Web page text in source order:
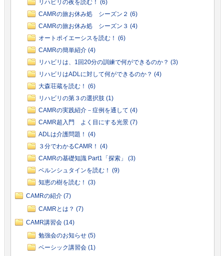
リハビリの夜を読む！ (6)
CAMRの旅お休み処 シーズン２ (6)
CAMRの旅お休み処 シーズン３ (4)
オートポイエーシスを読む！ (6)
CAMRの簡単紹介 (4)
リハビリは、1回20分の訓練で何ができるのか？ (3)
リハビリはADLに対して何ができるのか？ (4)
大森荘蔵を読む！ (6)
リハビリの第３の選択肢 (1)
CAMRの実践紹介－症例を通して (4)
CAMR超入門 よく目にする光景 (7)
ADLは介護問題！ (4)
３分でわかるCAMR！ (4)
CAMRの基礎知識 Part1「探索」 (3)
ベルンシュタインを読む！ (9)
知恵の樹を読む！ (3)
CAMRの紹介 (7)
CAMRとは？ (7)
CAMR講習会 (14)
勉強会のお知らせ (5)
ベーシック講習会 (1)